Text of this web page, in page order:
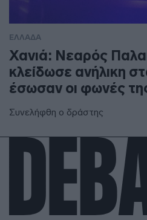
ΕΛΛΑΔΑ
Χανιά: Νεαρός
κλείδωσε ανήλικη
έσωσαν οι φωνές
Συνελήφθη ο δράστης